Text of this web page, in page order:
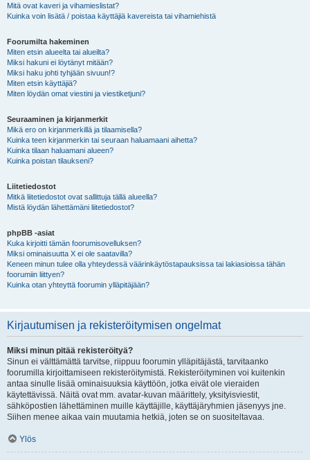
Mitä ovat kaveri ja vihamieslistat?
Kuinka voin lisätä / poistaa käyttäjiä kavereista tai vihamiehistä
Foorumilta hakeminen
Miten etsin alueelta tai alueilta?
Miksi hakuni ei löytänyt mitään?
Miksi haku johti tyhjään sivuun!?
Miten etsin käyttäjiä?
Miten löydän omat viestini ja viestiketjuni?
Seuraaminen ja kirjanmerkit
Mikä ero on kirjanmerkillä ja tilaamisella?
Kuinka teen kirjanmerkin tai seuraan haluamaani aihetta?
Kuinka tilaan haluamani alueen?
Kuinka poistan tilaukseni?
Liitetiedostot
Mitkä liitetiedostot ovat sallittuja tällä alueella?
Mistä löydän lähettämäni liitetiedostot?
phpBB -asiat
Kuka kirjoitti tämän foorumisovelluksen?
Miksi ominaisuutta X ei ole saatavilla?
Keneen minun tulee olla yhteydessä väärinkäytöstapauksissa tai lakiasioissa tähän
foorumiin liittyen?
Kuinka otan yhteyttä foorumin ylläpitäjään?
Kirjautumisen ja rekisteröitymisen ongelmat
Miksi minun pitää rekisteröityä?
Sinun ei välttämättä tarvitse, riippuu foorumin ylläpitäjästä, tarvitaanko
foorumilla kirjoittamiseen rekisteröitymistä. Rekisteröityminen voi kuitenkin
antaa sinulle lisää ominaisuuksia käyttöön, jotka eivät ole vieraiden
käytettävissä. Näitä ovat mm. avatar-kuvan määrittely, yksityisviestit,
sähköpostien lähettäminen muille käyttäjille, käyttäjäryhmien jäsenyys jne.
Siihen menee aikaa vain muutamia hetkiä, joten se on suositeltavaa.
Ylös